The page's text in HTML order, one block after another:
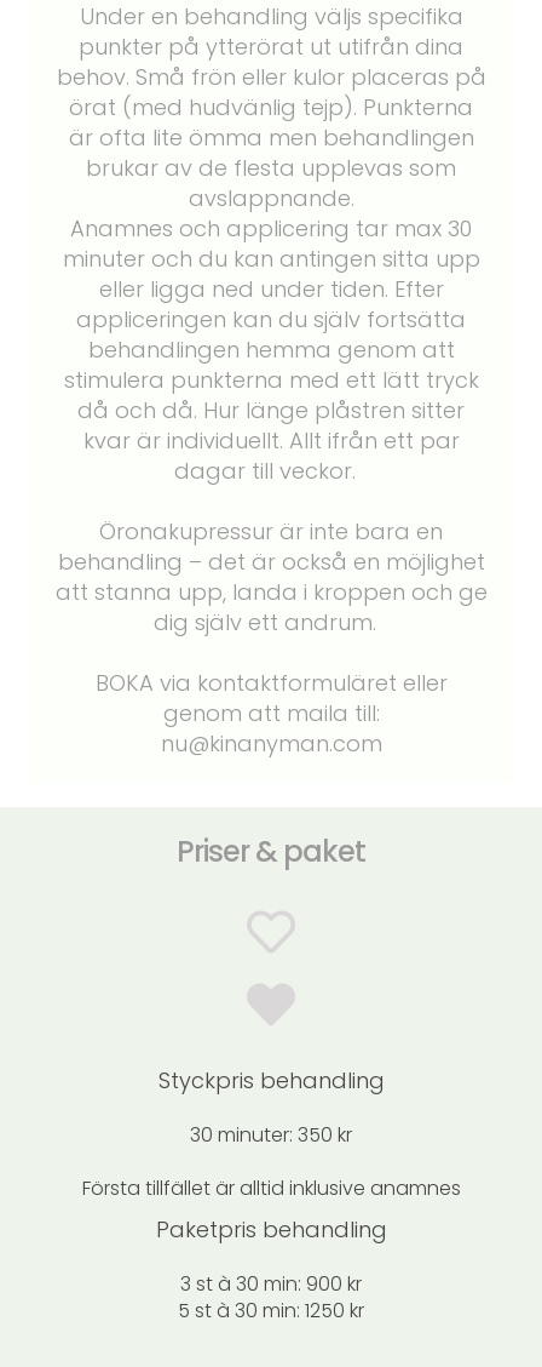
Under en behandling väljs specifika
punkter på ytterörat ut utifrån dina
behov. Små frön eller kulor placeras på
örat (med hudvänlig tejp). Punkterna
är ofta lite ömma men behandlingen
brukar av de flesta upplevas som
avslappnande.
Anamnes och applicering tar max 30
minuter och du kan antingen sitta upp
eller ligga ned under tiden. Efter
appliceringen kan du själv fortsätta
behandlingen hemma genom att
stimulera punkterna med ett lätt tryck
då och då. Hur länge plåstren sitter
kvar är individuellt. Allt ifrån ett par
dagar till veckor.
Öronakupressur är inte bara en
behandling – det är också en möjlighet
att stanna upp, landa i kroppen och ge
dig själv ett andrum.
BOKA via kontaktformuläret eller
genom att maila till:
nu@kinanyman.com
Priser & paket
Styckpris behandling
30 minuter: 350 kr
Första tillfället är alltid inklusive anamnes
Paketpris behandling
3 st à 30 min: 900 kr
5 st à 30 min: 1250 kr